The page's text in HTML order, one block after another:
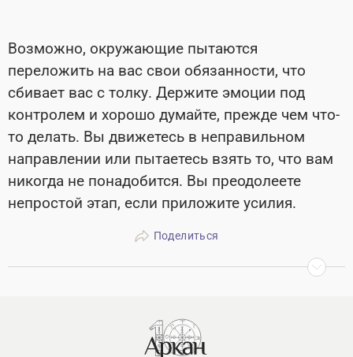
Возможно, окружающие пытаются
переложить на вас свои обязанности, что
сбивает вас с толку. Держите эмоции под
контролем и хорошо думайте, прежде чем что-
то делать. Вы движетесь в неправильном
направлении или пытаетесь взять то, что вам
никогда не понадобится. Вы преодолеете
непростой этап, если приложите усилия.
Поделиться